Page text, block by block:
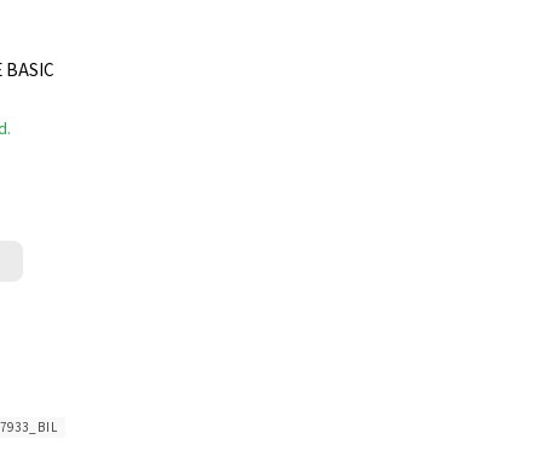
BASIC